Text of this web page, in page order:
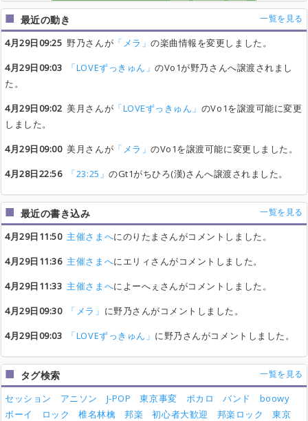
最近の動き 一覧を見る
4月29日09:25 野乃さんが 「メラ」の楽曲情報を変更しました。
4月29日09:03
「LOVEずっきゅん」のVo1が野乃さんへ譲渡されまし
た。
4月29日09:02 美月さんが 「LOVEずっきゅん」 のVo1を譲渡可能に変更
しました。
4月29日09:00美月さんが 「メラ」のVo1を譲渡可能に変更しました。
4月28日22:56
「23:25」のGt1がちひろ(漢)さんへ譲渡されました。
最近の書き込み 一覧を見る
4月29日11:50 主催さまへにのりたまさんがコメントしました。
4月29日11:36 主催さまへにエリィさんがコメントしました。
4月29日11:33 主催さまへによーへぇさんがコメントしました。
4月29日09:30
「メラ」 に野乃さんがコメントしました。
4月29日09:03
「LOVEずっきゅん」 に野乃さんがコメントしました。
タグ検索 一覧を見る
セッション アニソン J-POP 東京事変 ボカロ バンド
boowy
ボーイ
ロック 椎名林檎 邦楽 初心者大歓迎 邦楽ロック
東京